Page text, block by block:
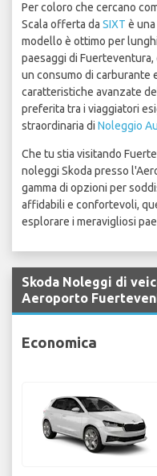
Per coloro che cercano
Scala offerta da SIXT è
modello è ottimo per
paesaggi di
un consumo di carburante
caratteristiche avanzate
preferita tra i viaggiatori
straordinaria di Noleggio
Che tu stia visitando
noleggi Skoda presso
gamma di opzioni per
affidabili e confortevoli,
esplorare i meravigliosi
Skoda Noleggi di
Aeroporto
Economica